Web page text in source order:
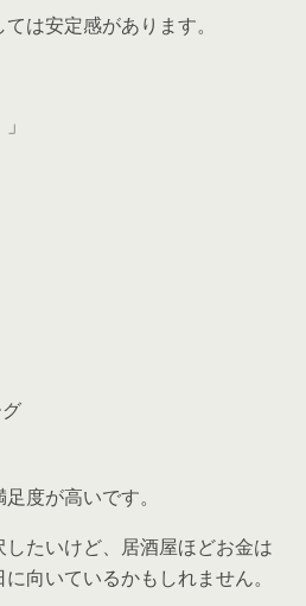
は安定感があります。
度が高いです。
たいけど、居酒屋ほどお金は
向いているかもしれません。